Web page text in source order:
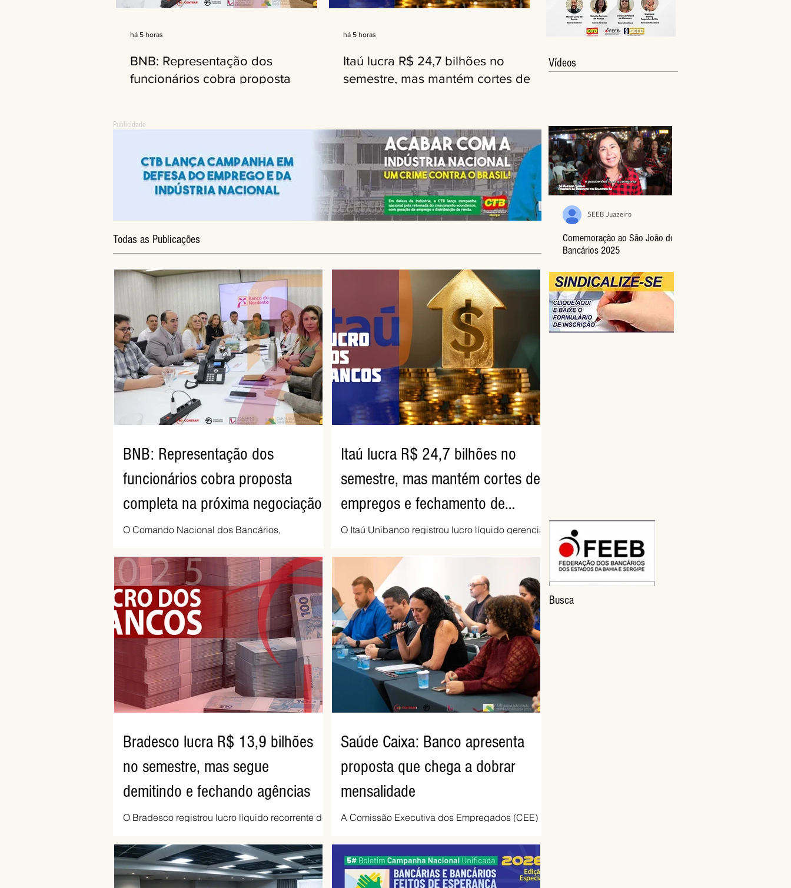
BNB: Representação dos
funcionários cobra proposta
há 5 horas
Itaú lucra R$ 24,7 bilhões no
semestre, mas mantém cortes de
há 5 horas
Publicidade
Todas as Publicações
BNB: Representação dos
funcionários cobra proposta
completa na próxima negociação
O Comando Nacional dos Bancários,
Funcionários do Banco do Nordeste do Brasil
(CNFBNB), concluiu nesta quinta-feira (6), em
Fortaleza, a apresentação e o debate da pauta
específica dos trabalhadores do BNB. Segundo
informações do Sindicato dos Bancários do
Ceará, a quarta rodada de negociação encerrou
a discussão das cláusulas econômicas e
sindicais da minuta, e a representação dos
funcionários cobrou que o banco apresente uma
proposta c
Itaú lucra R$ 24,7 bilhões no
semestre, mas mantém cortes de
empregos e fechamento de
agências
O Itaú Unibanco registrou lucro líquido gerencial
2026, crescimento de 9,1% em relação ao
mesmo período do ano passado. No segundo
trimestre, o lucro foi de R$ 12,407 bilhões, alta de
1% na comparação com os três primeiros meses
do ano. A rentabilidade sobre o patrimônio
líquido médio anualizado (ROE), no Brasil,
chegou a 26% no semestre, avanço de 2,1
pontos percentuais em 12 meses. Apesar dos
resultados expressivos, o banco conti
Bradesco lucra R$ 13,9 bilhões
no semestre, mas segue
demitindo e fechando agências
O Bradesco registrou lucro líquido recorrente de
alta de 16,2% em relação ao mesmo período do
ano passado. Na comparação entre o segundo e
o primeiro trimestre deste ano, o crescimento foi
Saúde Caixa: Banco apresenta
proposta que chega a dobrar
mensalidade
A Comissão Executiva dos Empregados (CEE)
apresentada pelo banco para o custeio do
Saúde Caixa, nesta quarta-feira (5), durante a
quinta rodada de negociações específicas da
Vídeos
Comemoração ao São João dos
Bancários 2025
SEEB Juazeiro
Busca